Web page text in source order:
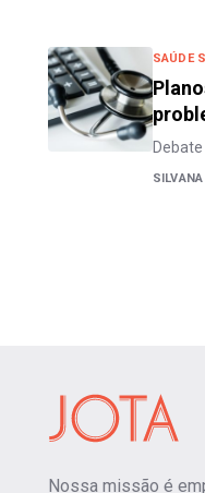
SAÚDE
Nossa missão é